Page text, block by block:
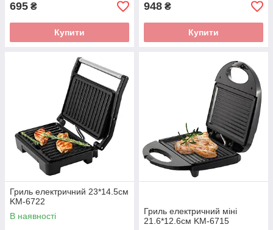
695 ₴
Купити
948 ₴
Купити
Гриль електричний 23*14.5см
KM-6722
В наявності
Гриль електричний міні
21.6*12.6см KM-6715